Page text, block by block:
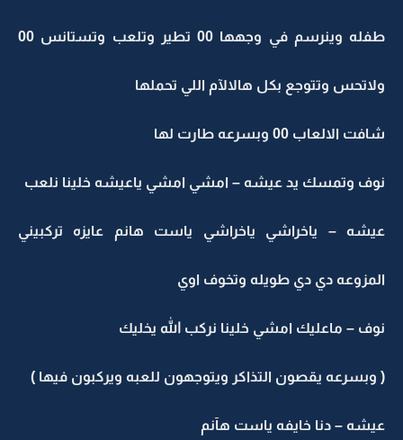
طفله وينرسم في وجهها 00 تطير وتلعب وتستانس 00
ولاتحس وتتوجع بكل هالالآم اللي تحملها
شافت الالعاب 00 وبسرعه طارت لها
نوف وتمسك يد عيشه – امشي امشي ياعيشه خلينا نلعب
عيشه – ياخراشي ياخراشي ياست هانم عايزه تركبيني
المزوعه دي دي طويله وتخوف اوي
نوف – ماعليك امشي خلينا نركب الله يخليك
( وبسرعه يقصون التذاكر ويتوجهون للعبه ويركبون فيها )
عيشه – دنا خايفه ياست هآنم